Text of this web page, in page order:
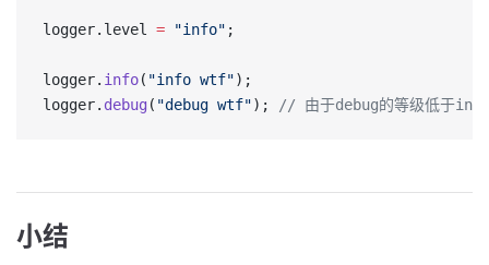
logger.level = "info" ;
logger. info( "info wtf");
logger. debug ( "debug wtf"); // 由于debug的等级低于info
小结